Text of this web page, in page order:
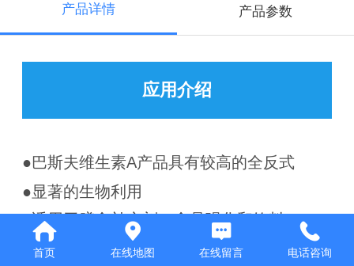
产品详情 产品参数
应用介绍
●巴斯夫维生素A产品具有较高的全反式
●显著的生物利用
●适用于膳食补充剂，食品强化和饮料
●本品不含明胶
首页 在线地图 在线留言 电话咨询